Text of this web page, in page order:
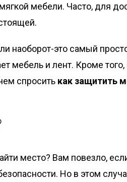
мебели. Часто, для
наоборот-это самый
и лент. Кроме того,
спросить как защитить
место? Вам повезло,
Но в этом